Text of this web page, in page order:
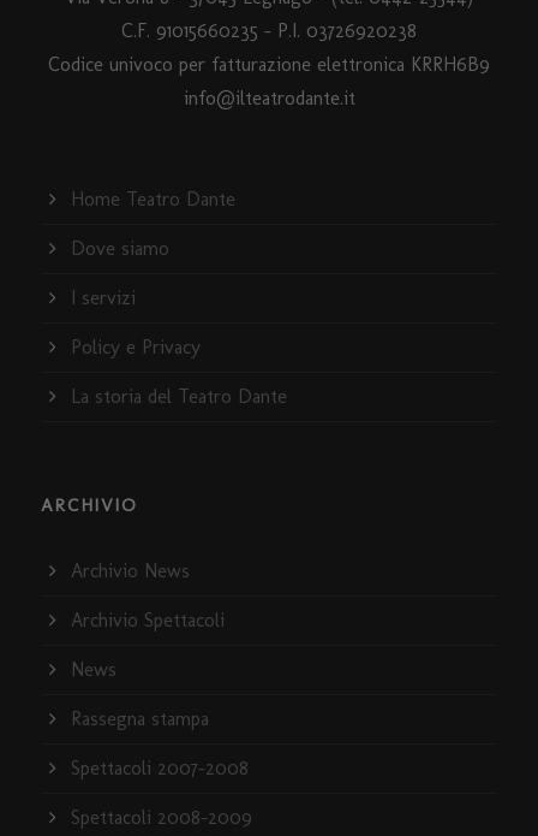
C.F. 91015660235 - P.I. 03726920238
Codice univoco per fatturazione elettronica KRRH6B9
info@ilteatrodante.it
Home Teatro Dante
Dove siamo
I servizi
Policy e Privacy
La storia del Teatro Dante
ARCHIVIO
Archivio News
Archivio Spettacoli
News
Rassegna stampa
Spettacoli 2007-2008
Spettacoli 2008-2009